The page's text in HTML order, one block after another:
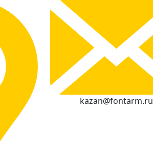
kazan@fontarm.ru